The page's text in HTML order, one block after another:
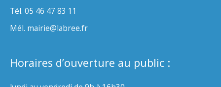
Tél. 05 46 47 83 11
Mél. mairie@labree.fr
Horaires d’ouverture au public :